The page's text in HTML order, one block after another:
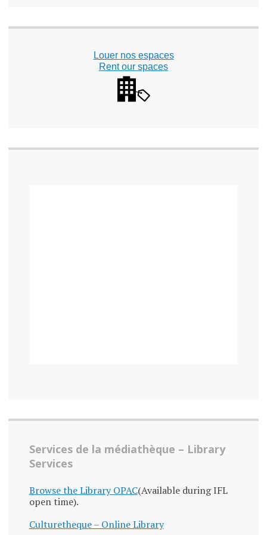
Louer nos espaces
Rent our spaces
Services de la médiathèque – Library
Services
Browse the Library OPAC(Available during IFL
open time).
Culturetheque – Online Library